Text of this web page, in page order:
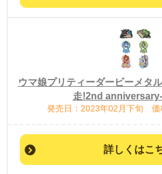
ウマ娘プリティーダービーメタ
走!2nd
発売日：2023年02月下旬 価
詳しくはこ